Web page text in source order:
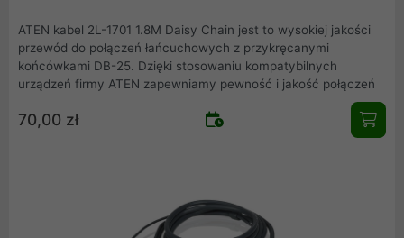
ATEN kabel 2L-1701 1.8M Daisy Chain jest to wysokiej jakości
przewód do połączeń łańcuchowych z przykręcanymi
końcówkami DB-25. Dzięki stosowaniu kompatybilnych
urządzeń firmy ATEN zapewniamy pewność i jakość połączeń
70,00 zł